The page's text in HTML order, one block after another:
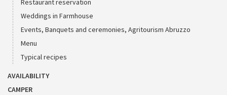
Restaurant reservation
Weddings in Farmhouse
Events, Banquets and ceremonies, Agritourism Abruzzo
Menu
Typical recipes
AVAILABILITY
CAMPER